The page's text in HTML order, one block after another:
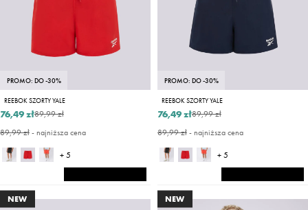
PROMO: DO -30%
REEBOK SZORTY YALE
89,99 zł
76,49 zł
89,99 zł- najniższa cena
+ 5
PROMO: DO -30%
REEBOK SZORTY YALE
89,99 zł
76,49 zł
89,99 zł- najniższa cena
+ 5
NEW NEW